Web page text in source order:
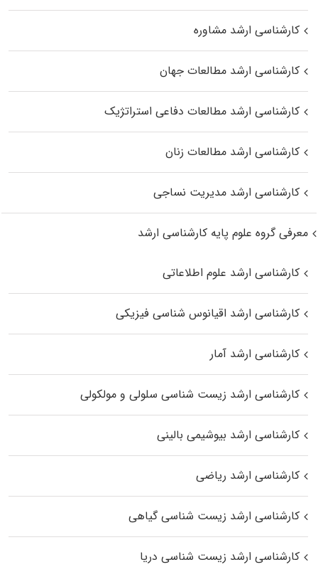
کارشناسی ارشد مشاوره
کارشناسی ارشد مطالعات جهان
کارشناسی ارشد مطالعات دفاعی استراتژیک
کارشناسی ارشد مطالعات زنان
کارشناسی ارشد مدیریت نساجی
معرفی گروه علوم پایه کارشناسی ارشد
کارشناسی ارشد علوم اطلاعاتی
کارشناسی ارشد اقیانوس‌ شناسی فیزیکی
کارشناسی ارشد آمار
کارشناسی ارشد زیست شناسی سلولی و مولکولی
کارشناسی ارشد بیوشیمی بالینی
کارشناسی ارشد ریاضی
کارشناسی ارشد زیست‌ شناسی گیاهی
کارشناسی ارشد زیست‌ شناسی دریا